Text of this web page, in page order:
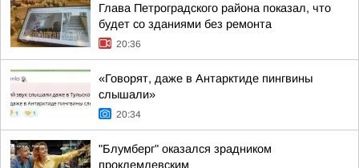
Глава Петроградского района показал, что
будет со зданиями без ремонта
20:36
«Говорят, даже в Антарктиде пингвины
слышали»
20:34
"Блумберг" оказался зрадником
проклемлевским